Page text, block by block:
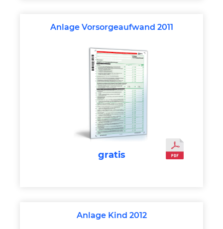
Anlage Vorsorgeaufwand 2011
gratis
Anlage Kind 2012